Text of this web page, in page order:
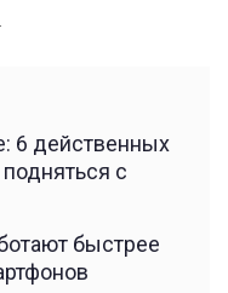
6 действенных
с
быстрее